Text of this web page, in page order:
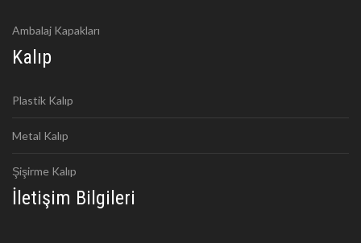
Ambalaj Kapakları
Kalıp
Plastik Kalıp
Metal Kalıp
Şişirme Kalıp
İletişim Bilgileri